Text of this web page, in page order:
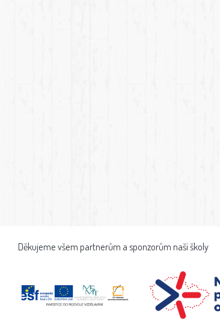
Děkujeme všem partnerům a sponzorům naší školy